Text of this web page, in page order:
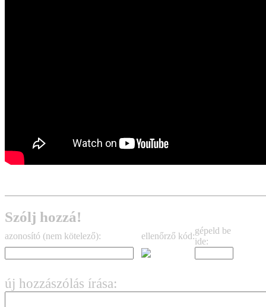
Szólj hozzá!
azonosító (nem kötelező): ellenőrző kód:
gépeld be
ide:
új hozzászólás írása: